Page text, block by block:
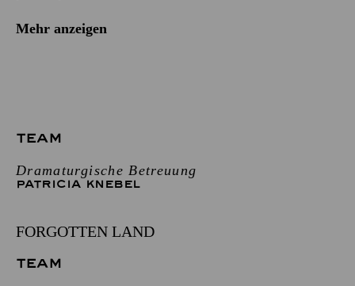
Mehr anzeigen
TEAM
Dramaturgische Betreuung
PATRICIA KNEBEL
FORGOTTEN LAND
TEAM